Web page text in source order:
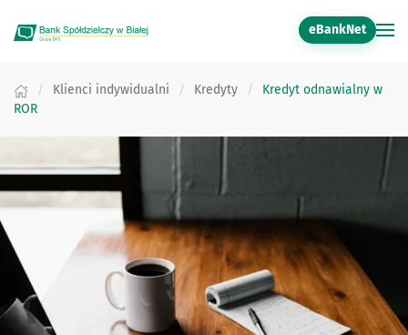
eBankNet
Klienci indywidualni Kredyty
Kredyt odnawialny w
ROR